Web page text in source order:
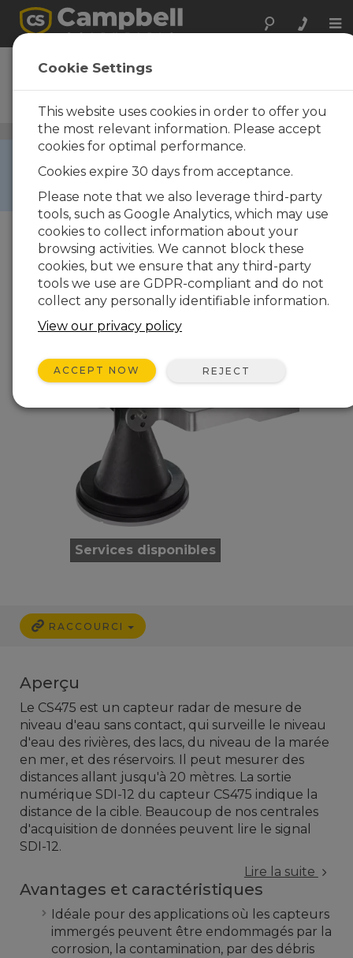
CS475
Capteur radar de hauteur
d’eau (20 m)
Capteurs de hauteur d'eau, pression et débit/ CS475
This product is not available for new orders. We
recommend ordering:CS475A.
Services disponibles
RACCOURCI
Aperçu
Le CS475 est un capteur radar de mesure de
niveau d'eau sans contact, qui surveille le niveau
d'eau des rivières, des lacs, du niveau de la marée
en mer, et des réservoirs. Il peut mesurer des
distances allant jusqu'à 20 mètres. La sortie
numérique SDI-12 du capteur CS475 indique la
distance de la cible. Beaucoup de nos centrales
d'acquisition de données peuvent lire le signal
SDI-12.
Lire la suite
Avantages et caractéristiques
Idéale pour des applications où les capteurs
immergés peuvent être endommagés par la
corrosion, la contamination, par des débris
Cookie Settings
This website uses cookies in order to offer you
the most relevant information. Please accept
cookies for optimal performance.
Cookies expire 30 days from acceptance.
Please note that we also leverage third-party
tools, such as Google Analytics, which may use
cookies to collect information about your
browsing activities. We cannot block these
cookies, but we ensure that any third-party
tools we use are GDPR-compliant and do not
collect any personally identifiable information.
View our privacy policy
ACCEPT NOW REJECT